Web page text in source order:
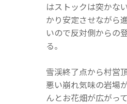
はストックは突かな
かり安定させながら
いので反対側からの
る。
雪渓終了点から村営
悪い崩れ気味の岩場
んとお花畑が広がっ